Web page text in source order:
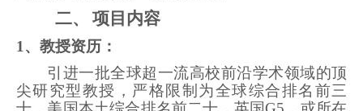
二、 项目 内容
1 、教授资历：
引进一批全球超一流高校前沿学术领域的顶
尖研究型教授，严格限制为全球综合排名前三